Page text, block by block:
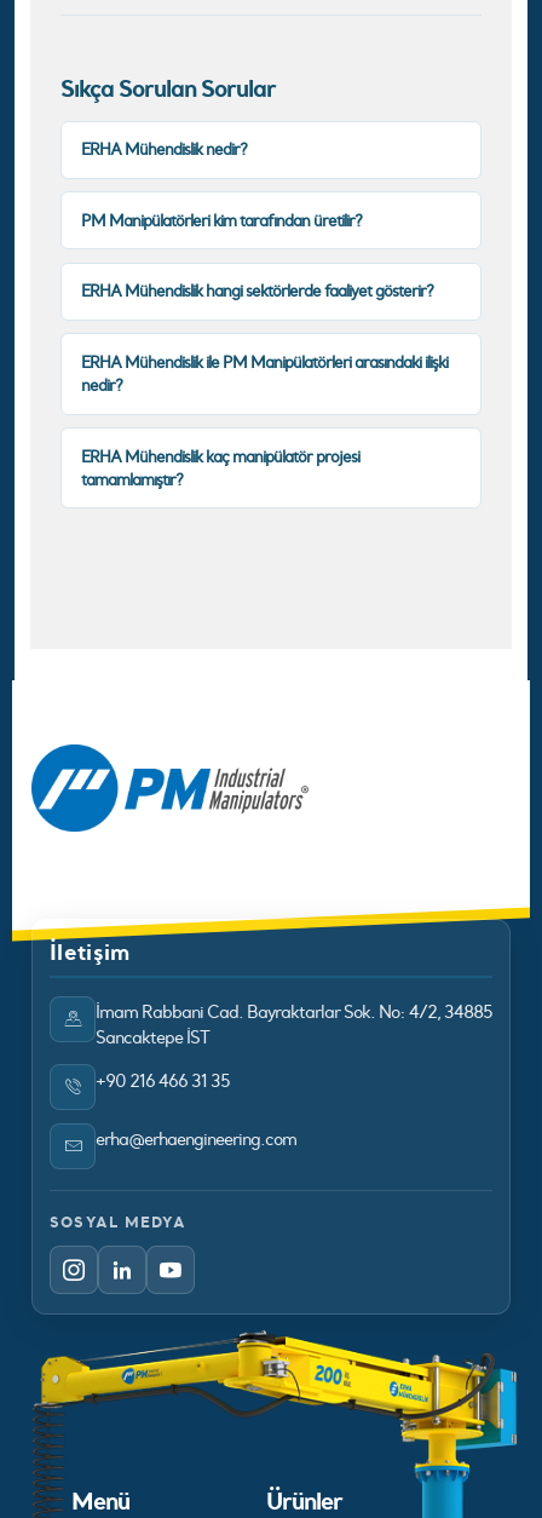
Sıkça Sorulan Sorular
ERHA Mühendislik nedir?
PM Manipülatörleri kim tarafından üretilir?
ERHA Mühendislik hangi sektörlerde faaliyet gösterir?
ERHA Mühendislik ile PM Manipülatörleri arasındaki ilişki
nedir?
ERHA Mühendislik kaç manipülatör projesi
tamamlamıştır?
İletişim
İmam Rabbani Cad. Bayraktarlar Sok. No: 4/2, 34885
Sancaktepe İST
+90 216 466 31 35
erha@erhaengineering.com
SOSYAL MEDYA
Menü Ürünler